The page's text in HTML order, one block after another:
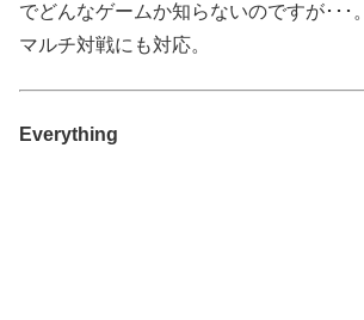
でどんなゲームか知らないのですが･･･。
マルチ対戦にも対応。
Everything